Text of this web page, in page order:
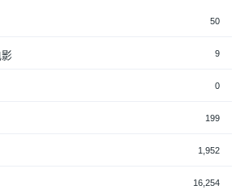
50
9
0
199
1,952
16,254